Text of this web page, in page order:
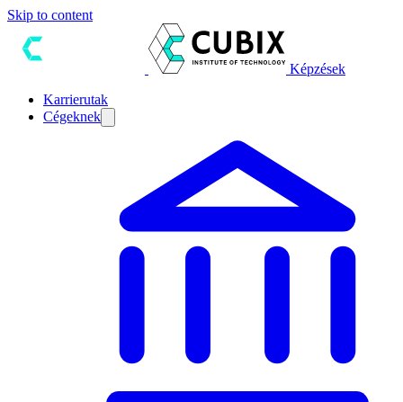
Skip to content
Képzések
Karrierutak
Cégeknek